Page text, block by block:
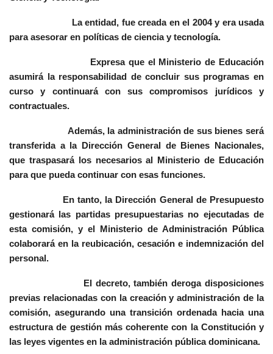
La entidad, fue creada en el 2004 y era usada
para asesorar en políticas de ciencia y tecnología.
Expresa que el Ministerio de Educación
asumirá la responsabilidad de concluir sus programas en
curso y continuará con sus compromisos jurídicos y
contractuales.
Además, la administración de sus bienes será
transferida a la Dirección General de Bienes Nacionales,
que traspasará los necesarios al Ministerio de Educación
para que pueda continuar con esas funciones.
En tanto, la Dirección General de Presupuesto
gestionará las partidas presupuestarias no ejecutadas de
esta comisión, y el Ministerio de Administración Pública
colaborará en la reubicación, cesación e indemnización del
personal.
El decreto, también deroga disposiciones
previas relacionadas con la creación y administración de la
comisión, asegurando una transición ordenada hacia una
estructura de gestión más coherente con la Constitución y
las leyes vigentes en la administración pública dominicana.